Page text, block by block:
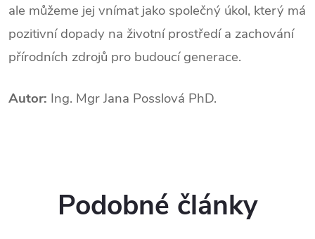
ale můžeme jej vnímat jako společný úkol, který má
pozitivní dopady na životní prostředí a zachování
přírodních zdrojů pro budoucí generace.
Autor: Ing. Mgr Jana Posslová PhD.
Podobné články